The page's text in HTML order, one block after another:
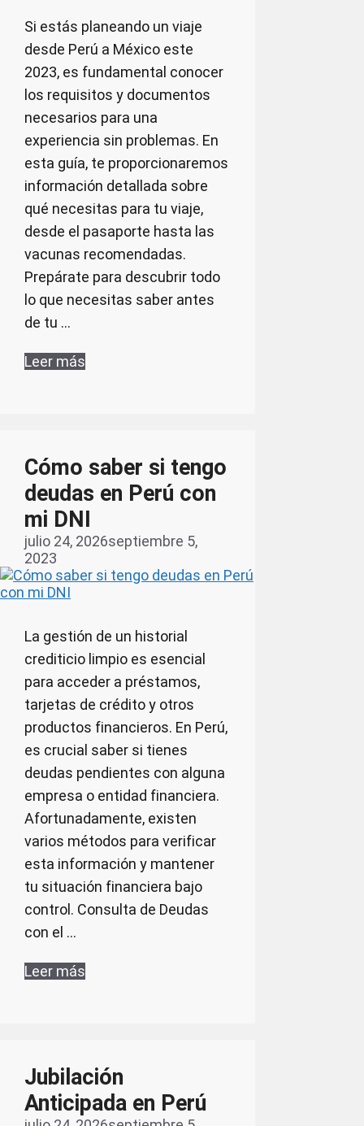
Si estás planeando un viaje
desde Perú a México este
2023, es fundamental conocer
los requisitos y documentos
necesarios para una
experiencia sin problemas. En
esta guía, te proporcionaremos
información detallada sobre
qué necesitas para tu viaje,
desde el pasaporte hasta las
vacunas recomendadas.
Prepárate para descubrir todo
lo que necesitas saber antes
de tu …
Leer más
Cómo saber si tengo
deudas en Perú con
mi DNI
julio 24, 2026septiembre 5,
2023
La gestión de un historial
crediticio limpio es esencial
para acceder a préstamos,
tarjetas de crédito y otros
productos financieros. En Perú,
es crucial saber si tienes
deudas pendientes con alguna
empresa o entidad financiera.
Afortunadamente, existen
varios métodos para verificar
esta información y mantener
tu situación financiera bajo
control. Consulta de Deudas
con el …
Leer más
Jubilación
Anticipada en Perú